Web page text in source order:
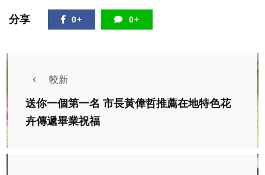
分享 0+ 0+
較新
送你一個第一名 市長黃偉哲推薦在地特色花
卉傳遞畢業祝福